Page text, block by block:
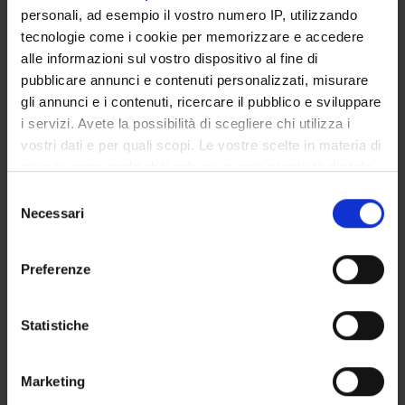
personali, ad esempio il vostro numero IP, utilizzando
tecnologie come i cookie per memorizzare e accedere
alle informazioni sul vostro dispositivo al fine di
pubblicare annunci e contenuti personalizzati, misurare
gli annunci e i contenuti, ricercare il pubblico e sviluppare
i servizi. Avete la possibilità di scegliere chi utilizza i
vostri dati e per quali scopi. Le vostre scelte in materia di
modificare o revocare il proprio consenso in qualsiasi
momento dalla Dichiarazione sui cookie o facendo clic
raccogliere informazioni sulla tua posizione
geografica, con un'approssimazione di qualche
Identificare il tuo dispositivo, scansionandolo
delNecessari
Preferenze
Statistiche
Marketing
COURSE PARTIALLY RUNNING
Bachelor's degree in Philosophy
Degree class: L-5
Location: Verona
Bachelor's degree in Psychological
Development
Degree class: L-24